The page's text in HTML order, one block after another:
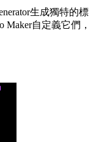
生成獨特的標
自定義它們，